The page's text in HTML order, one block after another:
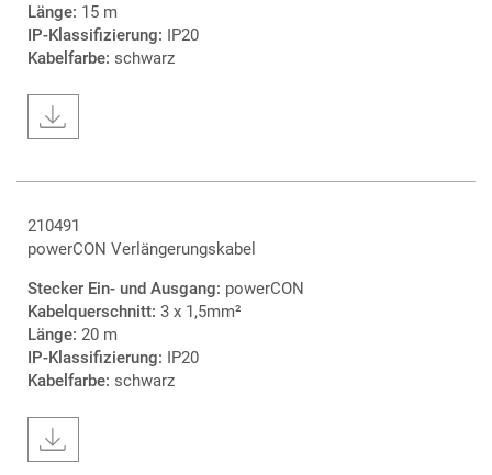
Länge: 15 m
IP-Klassifizierung: IP20
Kabelfarbe: schwarz
210491
powerCON Verlängerungskabel
Stecker Ein- und Ausgang: powerCON
Kabelquerschnitt: 3 x 1,5mm²
Länge: 20 m
IP-Klassifizierung: IP20
Kabelfarbe: schwarz